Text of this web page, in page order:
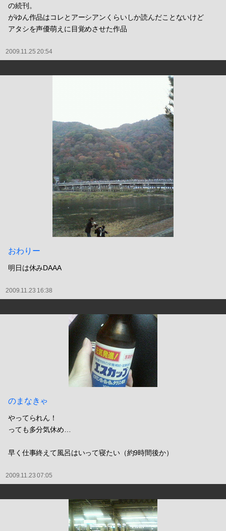
の続刊。
がゆん作品はコレとアーシアンくらいしか読んだことないけど
アタシを声優萌えに目覚めさせた作品
2009.11.25 20:54
おわりー
明日は休みDAAA
2009.11.23 16:38
のまなきゃ
やってられん！
っても多分気休め…
早く仕事終えて風呂はいって寝たい（約9時間後か）
2009.11.23 07:05